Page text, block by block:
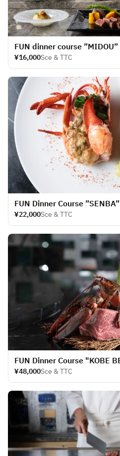
​FUN dinner course ”MIDOU”
¥16,000Sce & TTC
​FUN Dinner Course ”SENBA”
¥22,000Sce & TTC
FUN Dinner Course "KOBE
¥48,000Sce & TTC